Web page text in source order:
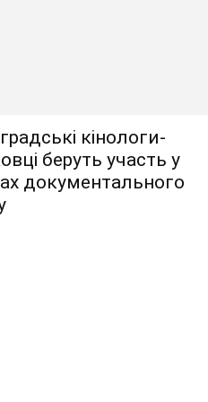
кінологи-
беруть участь у
документального